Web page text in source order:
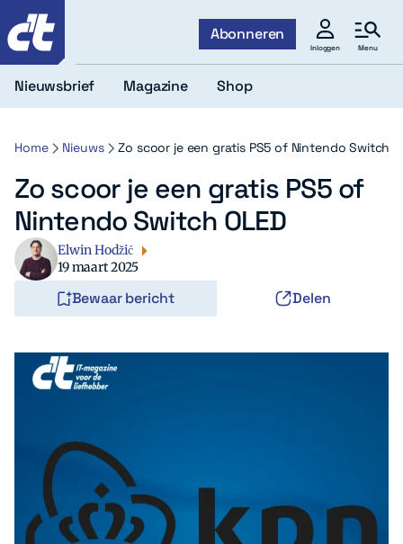
Abonneren
Inloggen Menu
Nieuwsbrief Magazine Shop
Home Nieuws Zo scoor je een gratis PS5 of Nintendo Switch
Zo scoor je een gratis PS5 of
Nintendo Switch OLED
Elwin Hodžić
19 maart 2025
Bewaar bericht Delen